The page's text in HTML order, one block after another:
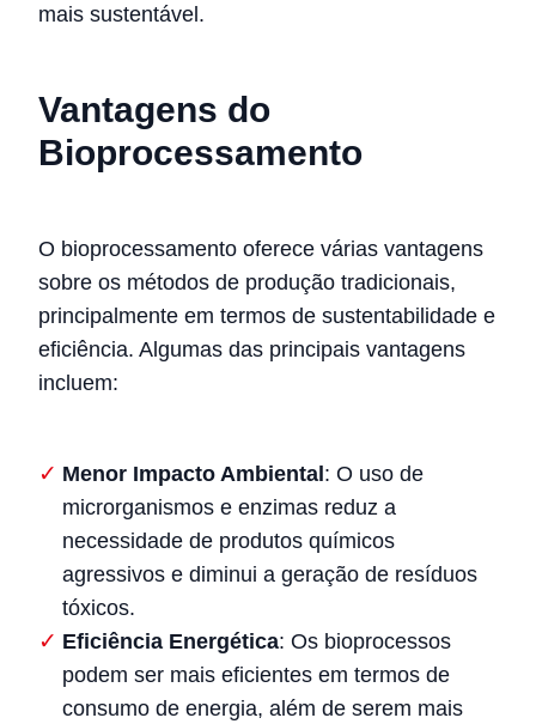
mais sustentável.
Vantagens do
Bioprocessamento
O bioprocessamento oferece várias vantagens
sobre os métodos de produção tradicionais,
principalmente em termos de sustentabilidade e
eficiência. Algumas das principais vantagens
incluem:
Menor Impacto Ambiental: O uso de
microrganismos e enzimas reduz a
necessidade de produtos químicos
agressivos e diminui a geração de resíduos
tóxicos.
Eficiência Energética: Os bioprocessos
podem ser mais eficientes em termos de
consumo de energia, além de serem mais